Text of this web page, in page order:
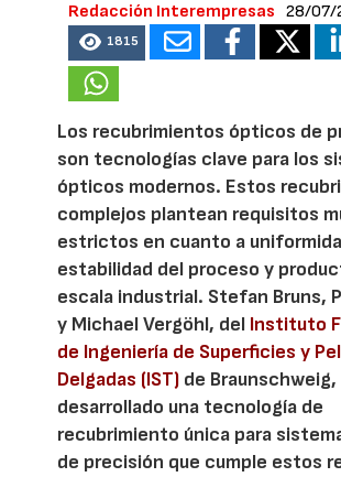
Redacción Interempresas 28/07/
1815
Los recubrimientos ópticos de
son tecnologías clave para los
ópticos modernos. Estos
complejos plantean requisitos
estrictos en cuanto a
estabilidad del proceso y
escala industrial. Stefan Bruns,
y Michael Vergöhl, del Instituto
de Ingeniería de Superficies y
Delgadas (IST) de Braunschweig,
desarrollado una tecnología de
recubrimiento única para
de precisión que cumple estos